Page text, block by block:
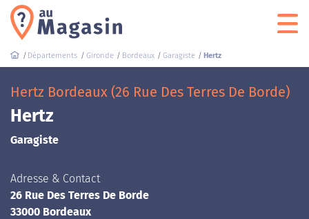
Départements Gironde Bordeaux Garagiste Hertz
Hertz Bordeaux (26 Rue Des Terres De Borde)
Hertz
Garagiste
Adresse & Contact
26 Rue Des Terres De Borde
33000 Bordeaux